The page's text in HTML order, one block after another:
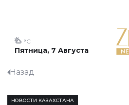
Пятница, 7 Августа
°C
Назад
НОВОСТИ КАЗАХСТАНА